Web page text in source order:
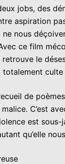
jobs, des
aspiration
nous
ce film
le
totalement
de
C’est
est
qu’elle